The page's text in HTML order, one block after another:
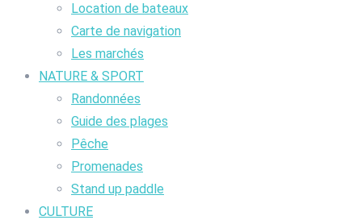
Location de bateaux
Carte de navigation
Les marchés
NATURE & SPORT
Randonnées
Guide des plages
Pêche
Promenades
Stand up paddle
CULTURE